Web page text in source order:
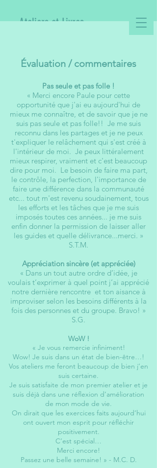
Ateliers et Livres
Évaluation / commentaires
Pas seule et pas folle !
« Merci encore Paule pour cette
opportunité que j'ai eu aujourd'hui de
mieux me connaître, et de savoir que je ne
suis pas seule et pas folle!! Je me suis
reconnu dans les partages et je ne peux
t'expliquer le relâchement qui s'est créé à
l'intérieur de moi. Je peux littéralement
mieux respirer, vraiment et c'est beaucoup
dire pour moi. Le besoin de faire ma part,
le contrôle, la perfection, l'importance de
faire une différence dans la communauté
etc... tout m'est revenu soudainement, tous
les efforts et les tâches que je me suis
imposés toutes ces années... je me suis
enfin donner la permission de laisser aller
les guides et quelle délivrance...merci. »
S.T.M.
Appréciation sincère (et appréciée)
« Dans un tout autre ordre d’idée, je
voulais t’exprimer à quel point j’ai apprécié
notre dernière rencontre et ton aisance à
improviser selon les besoins différents à la
fois des personnes et du groupe. Bravo! »
S.G.​
WoW !
« Je vous remercie infiniment!
Wow! Je suis dans un état de bien-être…!
Vos ateliers me feront beaucoup de bien j’en
suis certaine.
Je suis satisfaite de mon premier atelier et je
suis déjà dans une réflexion d’amélioration
de mon mode de vie.
On dirait que les exercices faits aujourd’hui
ont ouvert mon esprit pour réfléchir
positivement.
C’est spécial…
Merci encore!
Passez une belle semaine! » - M.C. D.